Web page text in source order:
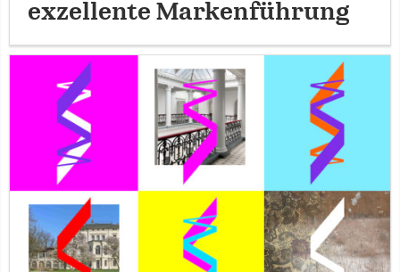
exzellente Markenführung